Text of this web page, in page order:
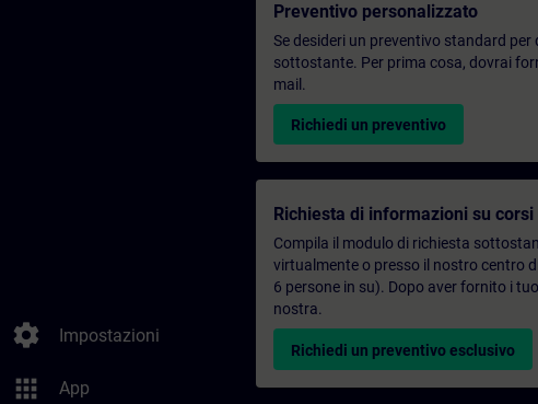
settings Impostazioni
apps App
Preventivo personalizzato
Se desideri un preventivo standard
sottostante. Per prima cosa, dovrai
mail.
Richiedi un preventivo
Richiesta di informazioni su
Compila il modulo di richiesta
virtualmente o presso il nostro centro
6 persone in su). Dopo aver fornito i
nostra.
Richiedi un preventivo esclusivo